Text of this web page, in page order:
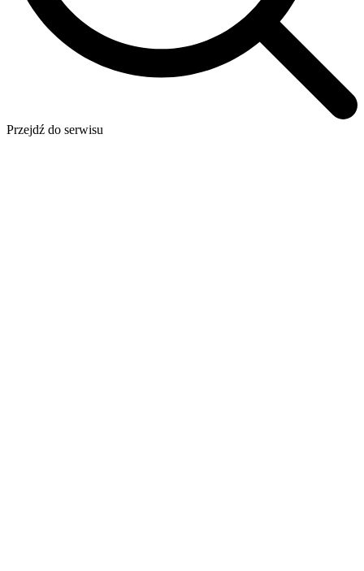
Przejdź do serwisu